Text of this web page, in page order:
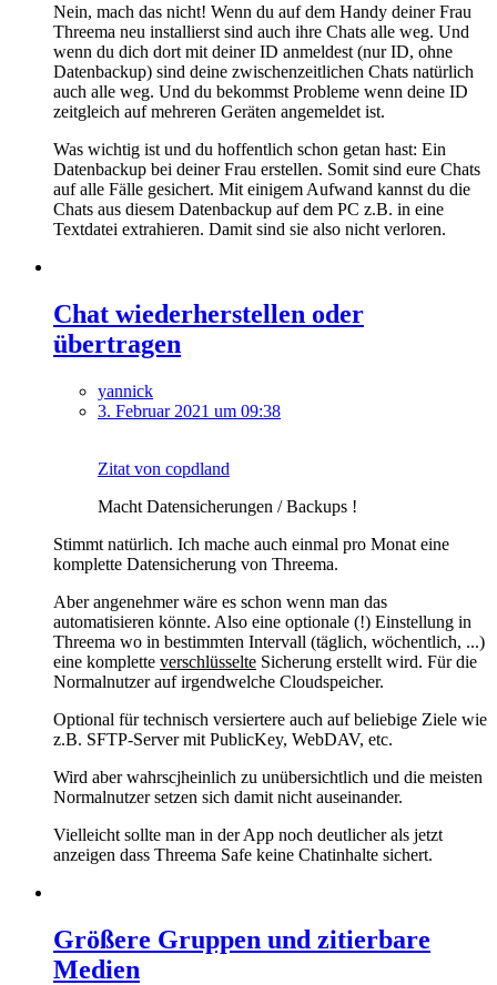
Nein, mach das nicht! Wenn du auf dem Handy deiner Frau
Threema neu installierst sind auch ihre Chats alle weg. Und
wenn du dich dort mit deiner ID anmeldest (nur ID, ohne
Datenbackup) sind deine zwischenzeitlichen Chats natürlich
auch alle weg. Und du bekommst Probleme wenn deine ID
zeitgleich auf mehreren Geräten angemeldet ist.
Was wichtig ist und du hoffentlich schon getan hast: Ein
Datenbackup bei deiner Frau erstellen. Somit sind eure Chats
auf alle Fälle gesichert. Mit einigem Aufwand kannst du die
Chats aus diesem Datenbackup auf dem PC z.B. in eine
Textdatei extrahieren. Damit sind sie also nicht verloren.
Chat wiederherstellen oder
übertragen
yannick
3. Februar 2021 um 09:38
Zitat von copdland
Macht Datensicherungen / Backups !
Stimmt natürlich. Ich mache auch einmal pro Monat eine
komplette Datensicherung von Threema.
Aber angenehmer wäre es schon wenn man das
automatisieren könnte. Also eine optionale (!) Einstellung in
Threema wo in bestimmten Intervall (täglich, wöchentlich, ...)
eine komplette verschlüsselte Sicherung erstellt wird. Für die
Normalnutzer auf irgendwelche Cloudspeicher.
Optional für technisch versiertere auch auf beliebige Ziele wie
z.B. SFTP-Server mit PublicKey, WebDAV, etc.
Wird aber wahrscjheinlich zu unübersichtlich und die meisten
Normalnutzer setzen sich damit nicht auseinander.
Vielleicht sollte man in der App noch deutlicher als jetzt
anzeigen dass Threema Safe keine Chatinhalte sichert.
Größere Gruppen und zitierbare
Medien